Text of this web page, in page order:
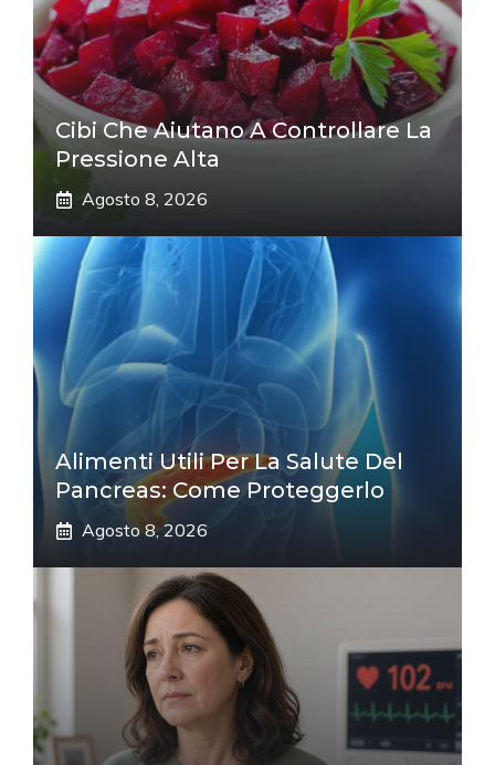
Cibi Che Aiutano A Controllare La
Pressione Alta
Agosto 8, 2026
Alimenti Utili Per La Salute Del
Pancreas: Come Proteggerlo
Agosto 8, 2026